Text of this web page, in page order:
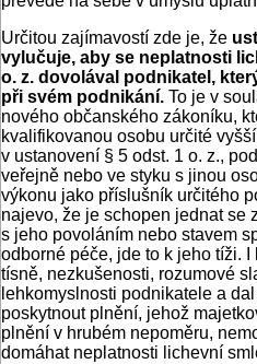
Určitou zajímavostí zde je, že
vylučuje, aby se neplatnosti
o. z. dovolával podnikatel,
při svém podnikání. To je v
nového občanského zákoníku,
kvalifikovanou osobu určité
v ustanovení § 5 odst. 1 o. z.,
veřejně nebo ve styku s jinou
výkonu jako příslušník určitého
najevo, že je schopen jednat se
s jeho povoláním nebo stavem
odborné péče, jde to k jeho tíži. I
tísně, nezkušenosti, rozumové
lehkomyslnosti podnikatele a
poskytnout plnění, jehož
plnění v hrubém nepoměru,
domáhat neplatnosti lichevní